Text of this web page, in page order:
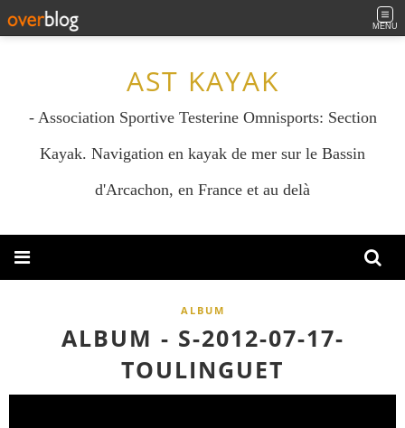
MENU
AST KAYAK
- Association Sportive Testerine Omnisports: Section
Kayak. Navigation en kayak de mer sur le Bassin
d'Arcachon, en France et au delà
ALBUM
ALBUM - S-2012-07-17-
TOULINGUET